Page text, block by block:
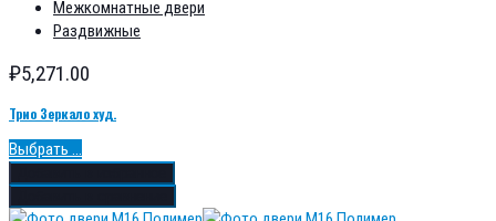
Межкомнатные двери
Раздвижные
₽5,271.00
Трио Зеркало худ.
Выбрать ...